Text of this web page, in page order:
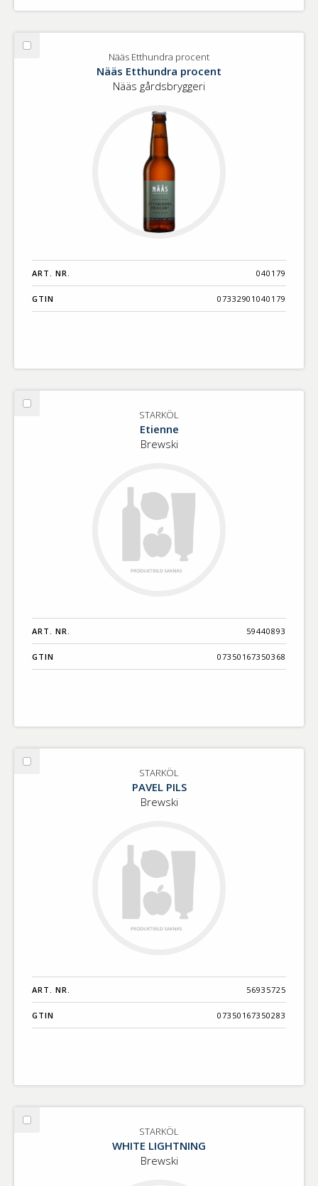
Välj
Nääs Etthundra procent
Nääs Etthundra procent
Nääs gårdsbryggeri
ART. NR. 040179
GTIN 07332901040179
Välj
STARKÖL
Etienne
Brewski
ART. NR. 59440893
GTIN 07350167350368
Välj
STARKÖL
PAVEL PILS
Brewski
ART. NR. 56935725
GTIN 07350167350283
Välj
STARKÖL
WHITE LIGHTNING
Brewski